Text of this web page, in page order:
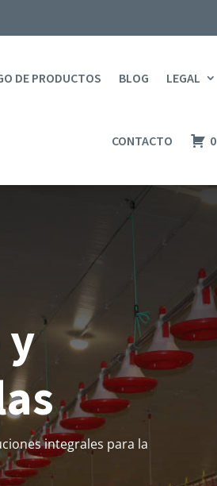
DE PRODUCTOS BLOG LEGAL
CONTACTO 0
y
integrales para la